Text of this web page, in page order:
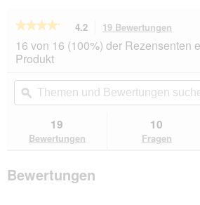
★★★★★
★★★★★
von
5
lesen
für
Wolfgang
Mantel
4.2 19 Bewertungen
dieser
Aktion
du
zu
den
16 von 16 (100%) der Rezensenten
Produkt
Themen
und
Bewertungen
ϙ
19
Bewertungen
10
Fragen
Bewertungen